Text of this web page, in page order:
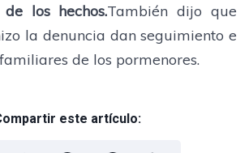
los hechos.También dijo que
la denuncia dan seguimiento e
de los pormenores.
este artículo: